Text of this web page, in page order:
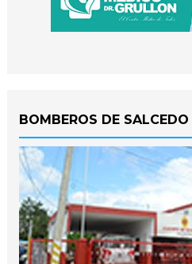
BOMBEROS DE SALCEDO